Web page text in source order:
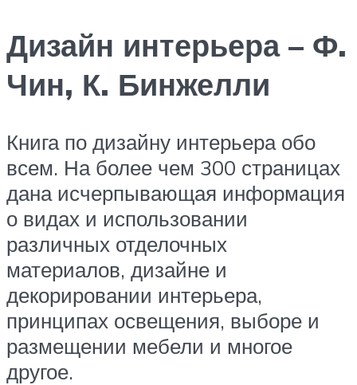
Дизайн интерьера – Ф.
Чин, К. Бинжелли
Книга по дизайну интерьера обо
всем. На более чем 300 страницах
дана исчерпывающая информация
о видах и использовании
различных отделочных
материалов, дизайне и
декорировании интерьера,
принципах освещения, выборе и
размещении мебели и многое
другое.